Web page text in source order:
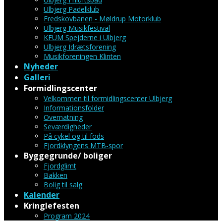
Ulbjerg Padelklub
Fredskovbanen - Møldrup Motorklub
Ulbjerg Musikfestival
KFUM Spejderne i Ulbjerg
Ulbjerg Idrætsforening
Musikforeningen Klinten
Nyheder
Galleri
Formidlingscenter
Velkommen til formidlingscenter Ulbjerg
Informationsfolder
Overnatning
Seværdigheder
På cykel og til fods
Fjordklyngens MTB-spor
Byggegrunde/ boliger
Fjordglimt
Bakken
Bolig til salg
Kalender
Kringlefesten
Program 2024